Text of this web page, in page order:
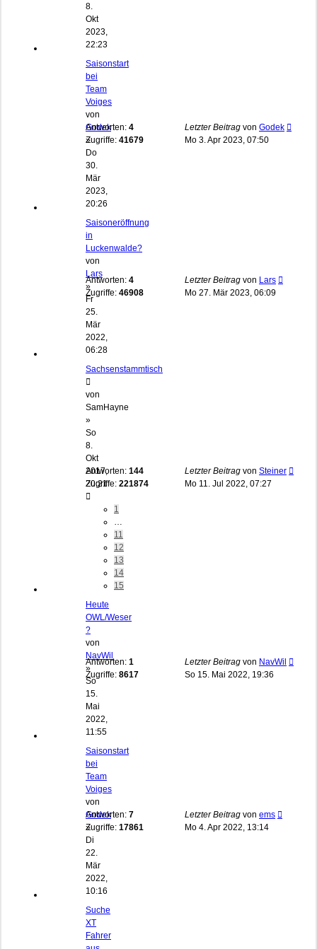
8.
Okt
2023,
22:23
Saisonstart
bei
Team
Voiges
von
Godek
»
Do
30.
Mär
2023,
20:26
Antworten: 4
Zugriffe: 41679
Letzter Beitrag von Godek
Mo 3. Apr 2023, 07:50
Saisoneröffnung
in
Luckenwalde?
von
Lars
»
Fr
25.
Mär
2022,
06:28
Antworten: 4
Zugriffe: 46908
Letzter Beitrag von Lars
Mo 27. Mär 2023, 06:09
Sachsenstammtisch
von
SamHayne
»
So
8.
Okt
2017,
20:21
1
11
12
13
14
15
Antworten: 144
Zugriffe: 221874
Letzter Beitrag von Steiner
Mo 11. Jul 2022, 07:27
Heute
OWL/Weser
?
von
NavWil
»
So
15.
Mai
2022,
11:55
Antworten: 1
Zugriffe: 8617
Letzter Beitrag von NavWil
So 15. Mai 2022, 19:36
Saisonstart
bei
Team
Voiges
von
Godek
»
Di
22.
Mär
2022,
10:16
Antworten: 7
Zugriffe: 17861
Letzter Beitrag von ems
Mo 4. Apr 2022, 13:14
Suche
XT
Fahrer